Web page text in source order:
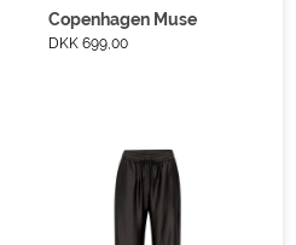
Copenhagen Muse
DKK 699,00